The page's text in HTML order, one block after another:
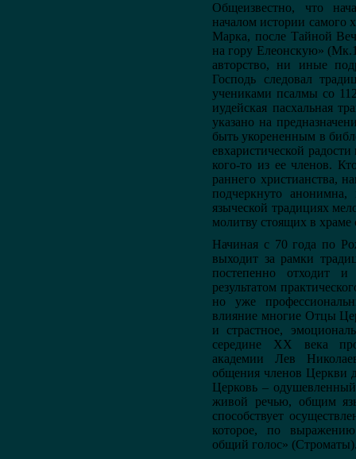
Общеизвестно, что
началом истории самого
Марка, после Тайной
на гору Елеонскую»
авторство, ни иные
Господь следовал
учениками псалмы со
иудейская пасхальная
указано на
быть укорененным в
евхаристической
кого-то из ее членов.
раннего христианства,
подчеркнуто
языческой традициях
молитву стоящих в
Начиная с 70 года по
выходит за рамки
постепенно отходит и
результатом
но уже
влияние многие Отцы
и страстное,
середине ХХ века
академии Лев
общения членов Церкви
Церковь –
живой речью, общим
способствует
которое, по выражению
общий голос»